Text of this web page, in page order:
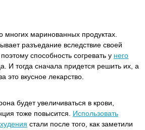
многих маринованных продуктах.
разъедание вследствие своей
способность согревать у него
И тогда сначала придется решить их, а
это вкусное лекарство.
будет увеличиваться в крови,
тоже повысится. Использовать
стали после того, как заметили